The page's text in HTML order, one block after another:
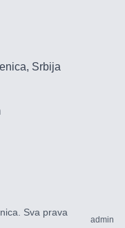
Srbija
Sva prava
admin